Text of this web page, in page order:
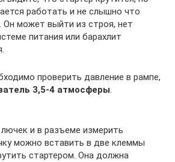
работать и не слышно что
Он может выйти из строя, нет
питания или барахлит
проверить давление в рампе,
3,5-4 атмосферы.
и в разъеме измерить
можно вставить в две клеммы
стартером. Она должна